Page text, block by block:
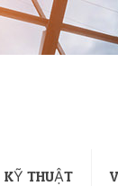
KỸ THUẬT